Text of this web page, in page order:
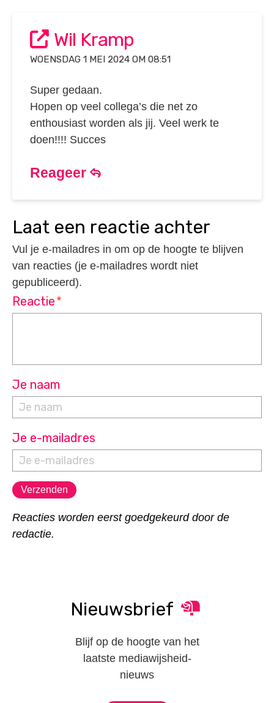
Wil Kramp
WOENSDAG 1 MEI 2024 OM 08:51
Super gedaan.
Hopen op veel collega’s die net zo
enthousiast worden als jij. Veel werk te
doen!!!! Succes
Reageer
laat een reactie achter
Vul je e-mailadres in om op de hoogte te blijven
van reacties (je e-mailadres wordt niet
gepubliceerd).
Reactie*
Je naam
Je e-mailadres
Reacties worden eerst goedgekeurd door de
redactie.
Nieuwsbrief
Blijf op de hoogte van het
laatste mediawijsheid-
nieuws